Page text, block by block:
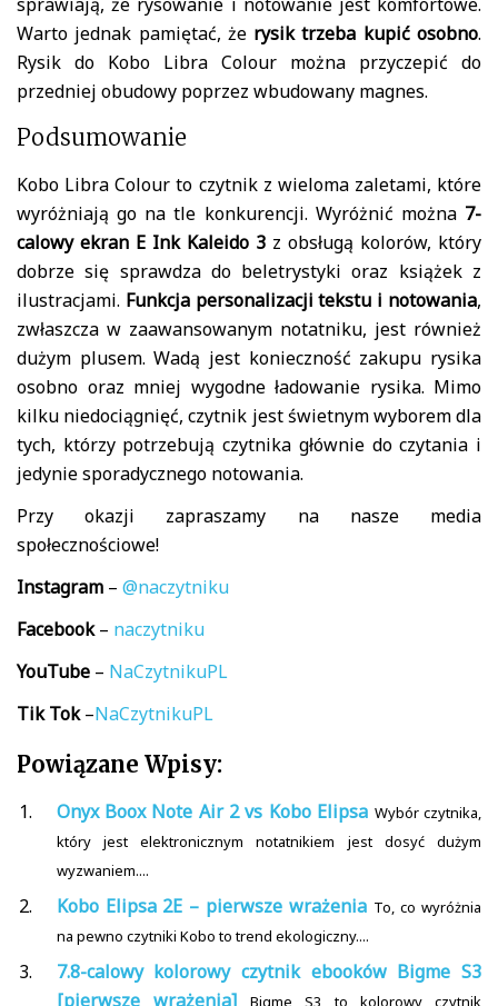
Warto jednak pamiętać, że rysik trzeba kupić osobno.
Rysik do Kobo Libra Colour można przyczepić do
przedniej obudowy poprzez wbudowany magnes.
Podsumowanie
Kobo Libra Colour to czytnik z wieloma zaletami, które
wyróżniają go na tle konkurencji. Wyróżnić można 7-
calowy ekran E Ink Kaleido 3 z obsługą kolorów, który
dobrze się sprawdza do beletrystyki oraz książek z
ilustracjami. Funkcja personalizacji tekstu i notowania,
zwłaszcza w zaawansowanym notatniku, jest również
dużym plusem. Wadą jest konieczność zakupu rysika
osobno oraz mniej wygodne ładowanie rysika. Mimo
kilku niedociągnięć, czytnik jest świetnym wyborem dla
tych, którzy potrzebują czytnika głównie do czytania i
jedynie sporadycznego notowania.
Przy okazji zapraszamy na nasze media
społecznościowe!
Instagram – @naczytniku
Facebook– naczytniku
YouTube – NaCzytnikuPL
Tik Tok–NaCzytnikuPL
Powiązane Wpisy:
Onyx Boox Note Air 2 vs Kobo Elipsa Wybór czytnika,
który jest elektronicznym notatnikiem jest dosyć dużym
wyzwaniem....
Kobo Elipsa 2E – pierwsze wrażenia To, co wyróżnia
na pewno czytniki Kobo to trend ekologiczny....
7.8-calowy kolorowy czytnik ebooków Bigme S3
[pierwsze wrażenia]
Bigme S3 to kolorowy czytnik